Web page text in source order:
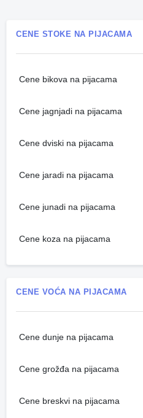
CENE STOKE NA PIJACAMA
Cene bikova na pijacama
Cene jagnjadi na pijacama
Cene dviski na pijacama
Cene jaradi na pijacama
Cene junadi na pijacama
Cene koza na pijacama
CENE VOĆA NA PIJACAMA
Cene dunje na pijacama
Cene grožđa na pijacama
Cene breskvi na pijacama